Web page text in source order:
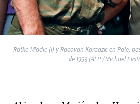
Ratko Mladic (i) y Radovan Karadzic en Pale,
de 1993 (AFP / Michael